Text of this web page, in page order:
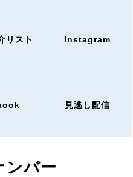
リスト Instagram
見逃し配信
ンバー